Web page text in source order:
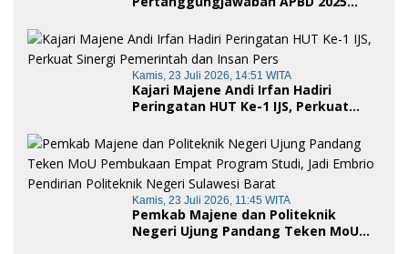
Kamis, 23 Juli 2026, 14:51 WITA
Kajari Majene Andi Irfan Hadiri
Peringatan HUT Ke-1 IJS, Perkuat
Kamis, 23 Juli 2026, 11:45 WITA
Pemkab Majene dan Politeknik
Negeri Ujung Pandang Teken MoU